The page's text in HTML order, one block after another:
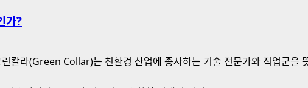
가?
칼라(Green Collar)는 친환경 산업에 종사하는 기술 전문가와 직업군을